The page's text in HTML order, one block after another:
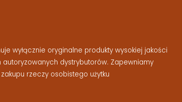
wyłącznie oryginalne produkty wysokiej jakości
dystrybutorów. Zapewniamy
rzeczy osobistego użytku